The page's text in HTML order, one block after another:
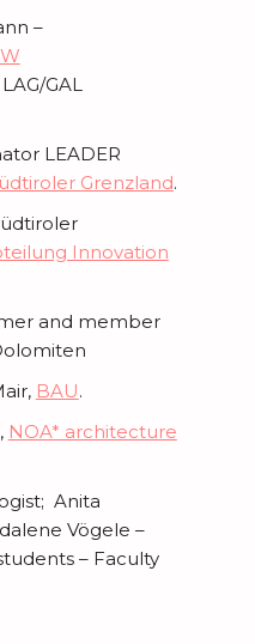
–
LAG/GAL
LEADER
Grenzland.
Innovation
and member
BAU.
NOA* architecture
Anita
Vögele –
– Faculty